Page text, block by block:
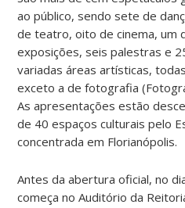
ao público, sendo sete de
de teatro, oito de cinema, um
exposições, seis palestras e
variadas áreas artísticas,
exceto a de fotografia
As apresentações estão
de 40 espaços culturais pelo
concentrada em Florianópolis.
Antes da abertura oficial, no
começa no Auditório da